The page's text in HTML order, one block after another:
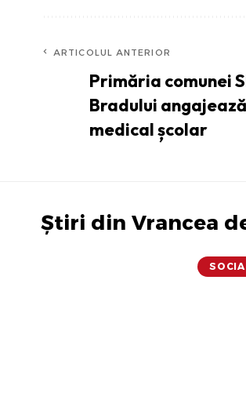
ARTICOLUL ANTERIOR
Primăria comunei
Bradului
medical școlar
Știri din Vrancea